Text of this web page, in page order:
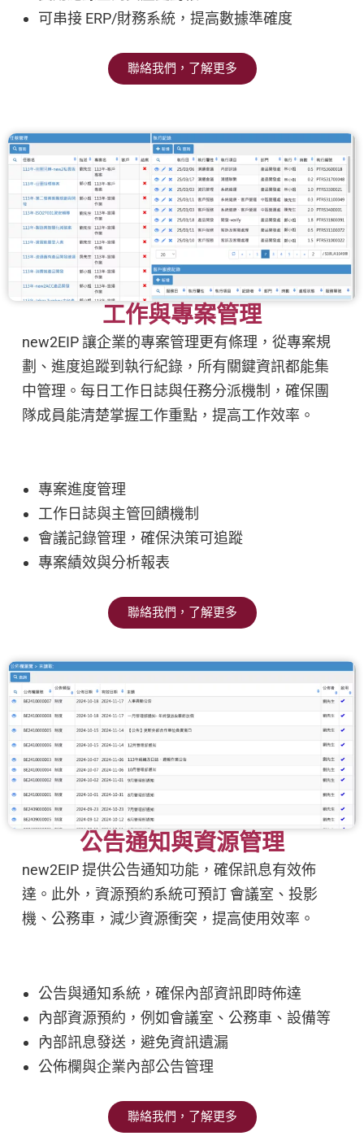
可串接 ERP/財務系統，提高數據準確度
聯絡我們，了解更多
工作與專案管理
new2EIP 讓企業的專案管理更有條理，從專案規
劃、進度追蹤到執行紀錄，所有關鍵資訊都能集
中管理。每日工作日誌與任務分派機制，確保團
隊成員能清楚掌握工作重點，提高工作效率。
專案進度管理
工作日誌與主管回饋機制
會議記錄管理，確保決策可追蹤
專案績效與分析報表
聯絡我們，了解更多
公告通知與資源管理
new2EIP 提供公告通知功能，確保訊息有效佈
達。此外，資源預約系統可預訂 會議室、投影
機、公務車，減少資源衝突，提高使用效率。
公告與通知系統，確保內部資訊即時佈達
內部資源預約，例如會議室、公務車、設備等
內部訊息發送，避免資訊遺漏
公佈欄與企業內部公告管理
聯絡我們，了解更多